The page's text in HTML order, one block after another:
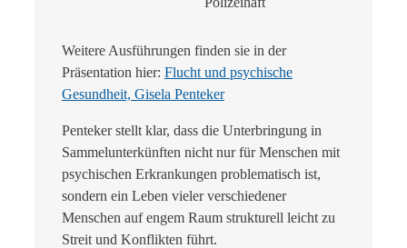
Weitere Ausführungen finden sie in der
Präsentation hier: Flucht und psychische
Gesundheit, Gisela Penteker
Penteker stellt klar, dass die Unterbringung in
Sammelunterkünften nicht nurfür Menschen mit
psychischen Erkrankungen problematisch ist,
sondern ein Leben vieler verschiedener
Menschen auf engem Raum strukturell leicht zu
Streit und Konflikten führt.